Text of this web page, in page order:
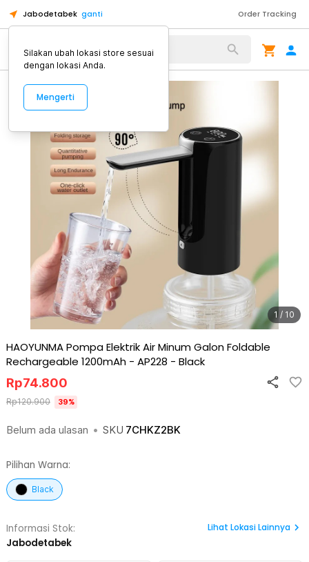
Jabodetabek ganti Order Tracking
Alat Kopi
1 / 10
HAOYUNMA Pompa Elektrik Air Minum Galon Foldable
Rechargeable 1200mAh - AP228 - Black
Belum ada ulasan • SKU 7CHKZ2BK
Rp74.800
Rp120.900 39%
Pilihan Warna:
Black
Informasi Stok:
Jabodetabek
Lihat Lokasi Lainnya
Silakan ubah lokasi store sesuai
dengan lokasi Anda.
Mengerti